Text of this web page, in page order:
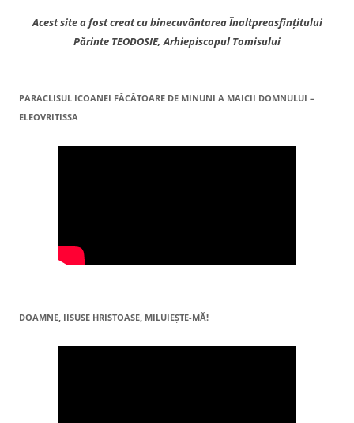
Acest site a fost creat cu binecuvântarea Înaltpreasfințitului
Părinte TEODOSIE, Arhiepiscopul Tomisului
PARACLISUL ICOANEI FĂCĂTOARE DE MINUNI A MAICII DOMNULUI –
ELEOVRITISSA
DOAMNE, IISUSE HRISTOASE, MILUIEŞTE-MĂ!